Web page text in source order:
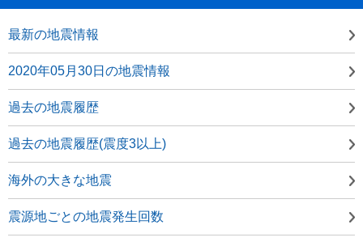
最新の地震情報
2020年05月30日の地震情報
過去の地震履歴
過去の地震履歴(震度3以上)
海外の大きな地震
震源地ごとの地震発生回数